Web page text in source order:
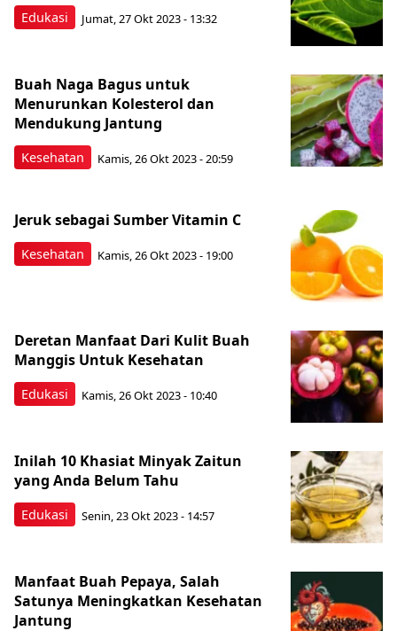
Edukasi Jumat, 27 Okt 2023 - 13:32
Kesehatan
Buah Naga Bagus untuk
Menurunkan Kolesterol dan
Mendukung Jantung
Kamis, 26 Okt 2023 - 20:59
Kesehatan
Jeruk sebagai Sumber Vitamin C
Kamis, 26 Okt 2023 - 19:00
Edukasi
Deretan Manfaat Dari Kulit Buah
Manggis Untuk Kesehatan
Kamis, 26 Okt 2023 - 10:40
Edukasi
Inilah 10 Khasiat Minyak Zaitun
yang Anda Belum Tahu
Senin, 23 Okt 2023 - 14:57
Manfaat Buah Pepaya, Salah
Satunya Meningkatkan Kesehatan
Jantung